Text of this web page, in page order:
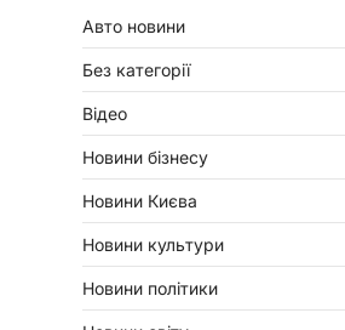
Авто новини
Без категорії
Відео
Новини бізнесу
Новини Києва
Новини культури
Новини політики